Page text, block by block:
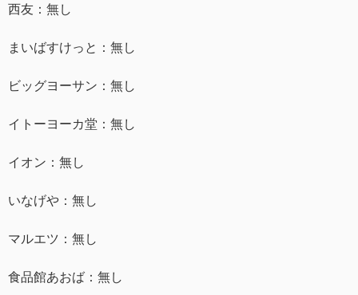
西友：無し
まいばすけっと：無し
ビッグヨーサン：無し
イトーヨーカ堂：無し
イオン：無し
いなげや：無し
マルエツ：無し
食品館あおば：無し